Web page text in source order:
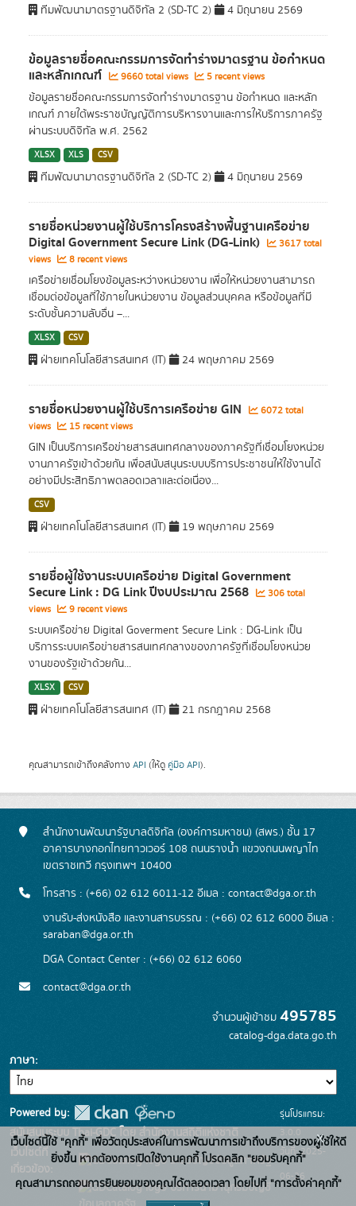
ทีมพัฒนามาตรฐานดิจิทัล 2 (SD-TC 2) 4 มิถุนายน 2569
ข้อมูลรายชื่อคณะกรรมการจัดทำร่างมาตรฐาน ข้อกำหนด
และหลักเกณฑ์ 9660 total views 5 recent views
ข้อมูลรายชื่อคณะกรรมการจัดทำร่างมาตรฐาน ข้อกำหนด และหลัก
เกณฑ์ ภายใต้พระราชบัญญัติการบริหารงานและการให้บริการภาครัฐ
ผ่านระบบดิจิทัล พ.ศ. 2562
XLSX XLS CSV
ทีมพัฒนามาตรฐานดิจิทัล 2 (SD-TC 2) 4 มิถุนายน 2569
รายชื่อหน่วยงานผู้ใช้บริการโครงสร้างพื้นฐานเครือข่าย
Digital Government Secure Link (DG-Link)
3617 total
views
8 recent views
เครือข่ายเชื่อมโยงข้อมูลระหว่างหน่วยงาน เพื่อให้หน่วยงานสามารถ
เชื่อมต่อข้อมูลที่ใช้ภายในหน่วยงาน ข้อมูลส่วนบุคคล หรือข้อมูลที่มี
ระดับชั้นความลับอื่น –...
XLSX CSV
ฝ่ายเทคโนโลยีสารสนเทศ (IT) 24 พฤษภาคม 2569
รายชื่อหน่วยงานผู้ใช้บริการเครือข่าย GIN
6072 total
views
15 recent views
GIN เป็นบริการเครือข่ายสารสนเทศกลางของภาครัฐที่เชื่อมโยงหน่วย
งานภาครัฐเข้าด้วยกัน เพื่อสนับสนุนระบบบริการประชาชนให้ใช้งานได้
อย่างมีประสิทธิภาพตลอดเวลาและต่อเนื่อง...
CSV
ฝ่ายเทคโนโลยีสารสนเทศ (IT) 19 พฤษภาคม 2569
รายชื่อผู้ใช้งานระบบเครือข่าย Digital Government
Secure Link : DG Link ปีงบประมาณ 2568
306 total
views
9 recent views
ระบบเครือข่าย Digital Goverment Secure Link : DG-Link เป็น
บริการระบบเครือข่ายสารสนเทศกลางของภาครัฐที่เชื่อมโยงหน่วย
งานของรัฐเข้าด้วยกัน...
XLSX CSV
ฝ่ายเทคโนโลยีสารสนเทศ (IT) 21 กรกฎาคม 2568
คุณสามารถเข้าถึงคลังทาง API (ให้ดู คู่มือ API).
สำนักงานพัฒนารัฐบาลดิจิทัล (องค์การมหาชน) (สพร.) ชั้น 17
อาคารบางกอกไทยทาวเวอร์ 108 ถนนรางน้ำ แขวงถนนพญาไท
เขตราชเทวี กรุงเทพฯ 10400
โทรสาร : (+66) 02 612 6011-12 อีเมล : contact@dga.or.th
งานรับ-ส่งหนังสือ และงานสารบรรณ : (+66) 02 612 6000 อีเมล :
saraban@dga.or.th
DGA Contact Center : (+66) 02 612 6060
contact@dga.or.th
จำนวนผู้เข้าชม 495785
catalog-dga.data.go.th
ภาษา
Powered by:
สนับสนุนระบบ Thai-GDC โดย สำนักงานสถิติแห่งชาติ
เว็บไซต์ที่
เกี่ยวข้อง:
ระบบบัญชีข้อมูลภาครัฐ
บริการนามานุกรมบัญชี
รุ่นโปรแกรม:
3.0.0
วันที่: 2025-
06-26
เว็บไซต์นี้ใช้ "คุกกี้" เพื่อวัตถุประสงค์ในการพัฒนาการเข้าถึงบริการของผู้ใช้ให้ดี
ยิ่งขึ้น หากต้องการเปิดใช้งานคุกกี้ โปรดคลิก "ยอมรับคุกกี้"
คุณสามารถถอนการยินยอมของคุณได้ตลอดเวลา โดยไปที่ "การตั้งค่าคุกกี้"
x